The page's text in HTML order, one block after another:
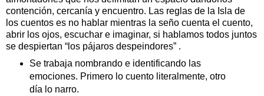
contención, cercanía y encuentro. Las reglas de la Isla de
los cuentos es no hablar mientras la seño cuenta el cuento,
abrir los ojos, escuchar e imaginar, si hablamos todos juntos
se despiertan “los pájaros despeindores” .
Se trabaja nombrando e identificando las
emociones. Primero lo cuento literalmente, otro
día lo narro.